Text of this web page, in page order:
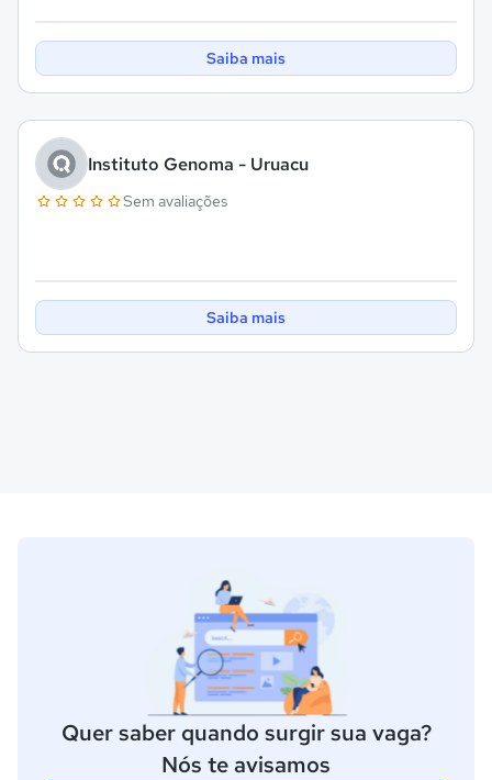
Saiba mais
Instituto Genoma - Uruacu
Sem avaliações
Saiba mais
Quer saber quando surgir sua vaga?
Nós te avisamos